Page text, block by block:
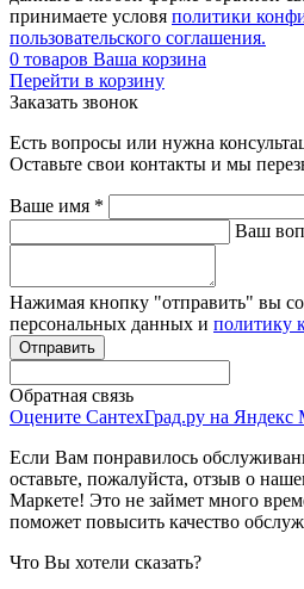
принимаете условя политики
пользовательского соглашения.
0 товаров Ваша корзина
Перейти в корзину
Заказать звонок
Есть вопросы или нужна
Оставьте свои контакты и мы
Ваше имя *
Ваш
Нажимая кнопку "отправить" вы
персональных данных и политику
Обратная связь
Оцените СантехГрад.ру на Яндекс
Если Вам понравилось
оставьте, пожалуйста, отзыв о
Маркете! Это не займет много
поможет повысить качество
Что Вы хотели сказать?